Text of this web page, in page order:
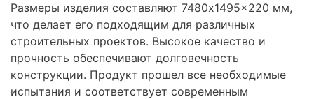
Размеры изделия составляют 7480x1495x220 мм,
что делает его подходящим для различных
строительных проектов. Высокое качество и
прочность обеспечивают долговечность
конструкции. Продукт прошел все необходимые
испытания и соответствует современным